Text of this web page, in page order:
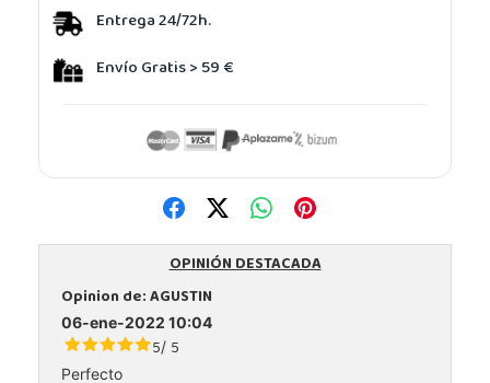
Entrega 24/72h.
Envío Gratis > 59 €
OPINIÓN DESTACADA
Opinion de:AGUSTIN
06-ene-2022 10:04
5/ 5
Perfecto